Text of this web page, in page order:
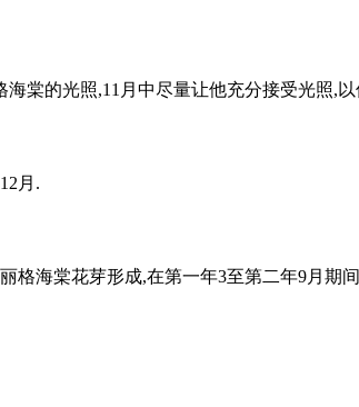
棠的光照,11月中尽量让他充分接受光照,
月.
格海棠花芽形成,在第一年3至第二年9月